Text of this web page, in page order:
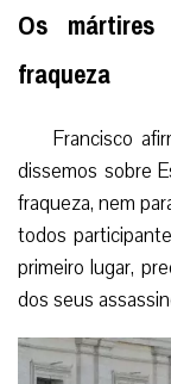
Os
fraqueza
Francisco
dissemos sobre
fraqueza, nem
todos
primeiro lugar,
dos seus